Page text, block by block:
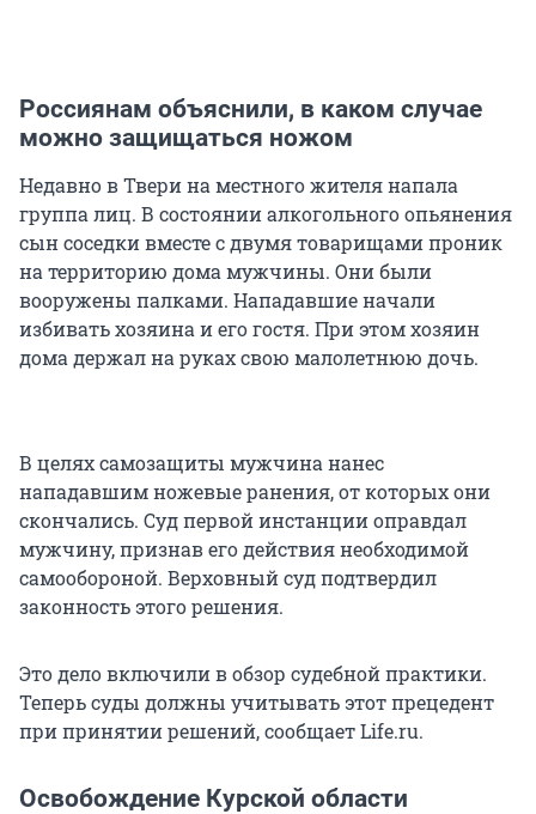
Россиянам объяснили, в каком случае
можно защищаться ножом
Недавно в Твери на местного жителя напала
группа лиц. В состоянии алкогольного опьянения
сын соседки вместе с двумя товарищами проник
на территорию дома мужчины. Они были
вооружены палками. Нападавшие начали
избивать хозяина и его гостя. При этом хозяин
дома держал на руках свою малолетнюю дочь.
В целях самозащиты мужчина нанес
нападавшим ножевые ранения, от которых они
скончались. Суд первой инстанции оправдал
мужчину, признав его действия необходимой
самообороной. Верховный суд подтвердил
законность этого решения.
Это дело включили в обзор судебной практики.
Теперь суды должны учитывать этот прецедент
при принятии решений, сообщает Life.ru.
Освобождение Курской области